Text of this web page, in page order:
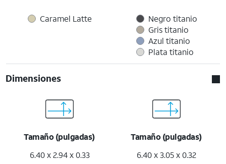
Caramel Latte
Negro titanio
Gris titanio
Azul titanio
Plata titanio
Dimensiones
Tamaño (pulgadas)
6.40 x 2.94 x 0.33
Tamaño (pulgadas)
6.40 x 3.05 x 0.32